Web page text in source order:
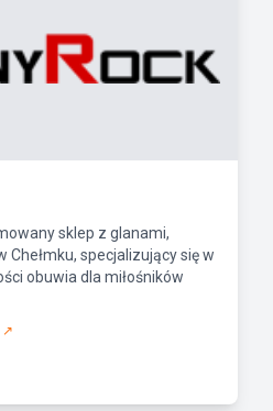
sklep z glanami,
Chełmku, specjalizujący się w
obuwia dla miłośników
↗